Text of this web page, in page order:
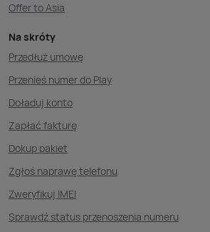
Offer to Asia
Na skróty
Przedłuż umowę
Przenieś numer do Play
Doładuj konto
Zapłać fakturę
Dokup pakiet
Zgłoś naprawę telefonu
Zweryfikuj IMEI
Sprawdź status przenoszenia numeru